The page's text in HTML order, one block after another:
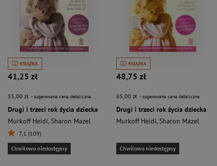
KSIĄŻKA
41,25 zł
55,00 zł - sugerowana cena detaliczna
Drugi i trzeci rok życia dziecka
Murkoff Heidi, Sharon Mazel
7,1 (109)
Chwilowo niedostępny
KSIĄŻKA
48,75 zł
65,00 zł - sugerowana cena detaliczna
Drugi i trzeci rok życia dziecka
Murkoff Heidi, Sharon Mazel
Chwilowo niedostępny